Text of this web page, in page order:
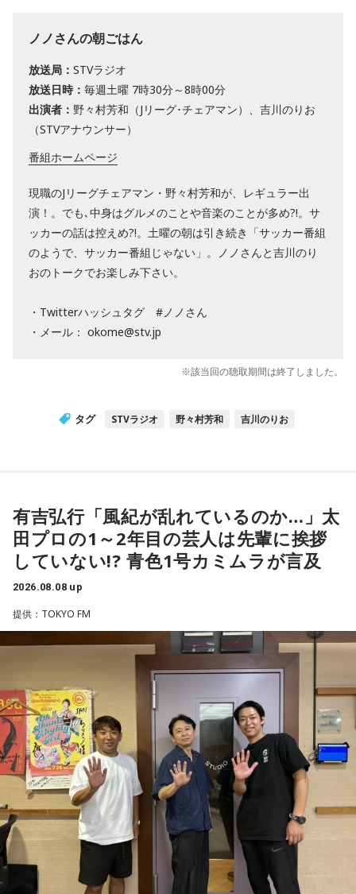
ノノさんの朝ごはん
放送局： STVラジオ
放送日時： 毎週土曜 7時30分～8時00分
出演者： 野々村芳和（Jリーグ･チェアマン）、吉川のりお
（STVアナウンサー）
番組ホームページ
現職のJリーグチェアマン・野々村芳和が、レギュラー出
演！。でも､中身はグルメのことや音楽のことが多め?!。サ
ッカーの話は控えめ?!。土曜の朝は引き続き「サッカー番組
のようで、サッカー番組じゃない」。ノノさんと吉川のり
おのトークでお楽しみ下さい。
・Twitterハッシュタグ #ノノさん
・メール： okome@stv.jp
※該当回の聴取期間は終了しました。
タグ STVラジオ 野々村芳和 吉川のりお
有吉弘行「風紀が乱れているのか…」太
田プロの1～2年目の芸人は先輩に挨拶
していない!? 青色1号カミムラが言及
2026.08.08 up
提供：TOKYO FM